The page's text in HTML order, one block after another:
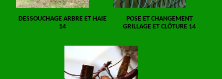
DESSOUCHAGE ARBRE ET HAIE
14
POSE ET CHANGEMENT
GRILLAGE ET CLÔTURE 14